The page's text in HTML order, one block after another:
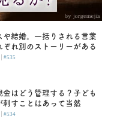
や結婚。一括りされる言葉
ぞれ別のストーリーがある
|#535
金はどう管理する？子ども
刺すことはあって当然
|#534